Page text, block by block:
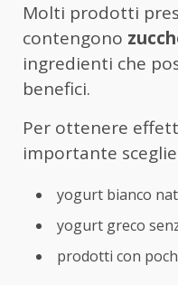
Molti prodotti
contengono
ingredienti che
benefici.
Per ottenere
importante
yogurt bianco
yogurt greco
prodotti con